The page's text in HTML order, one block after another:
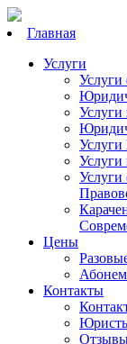
Главная
Услуги
Услуги
Цены
Контакты
Отзывы